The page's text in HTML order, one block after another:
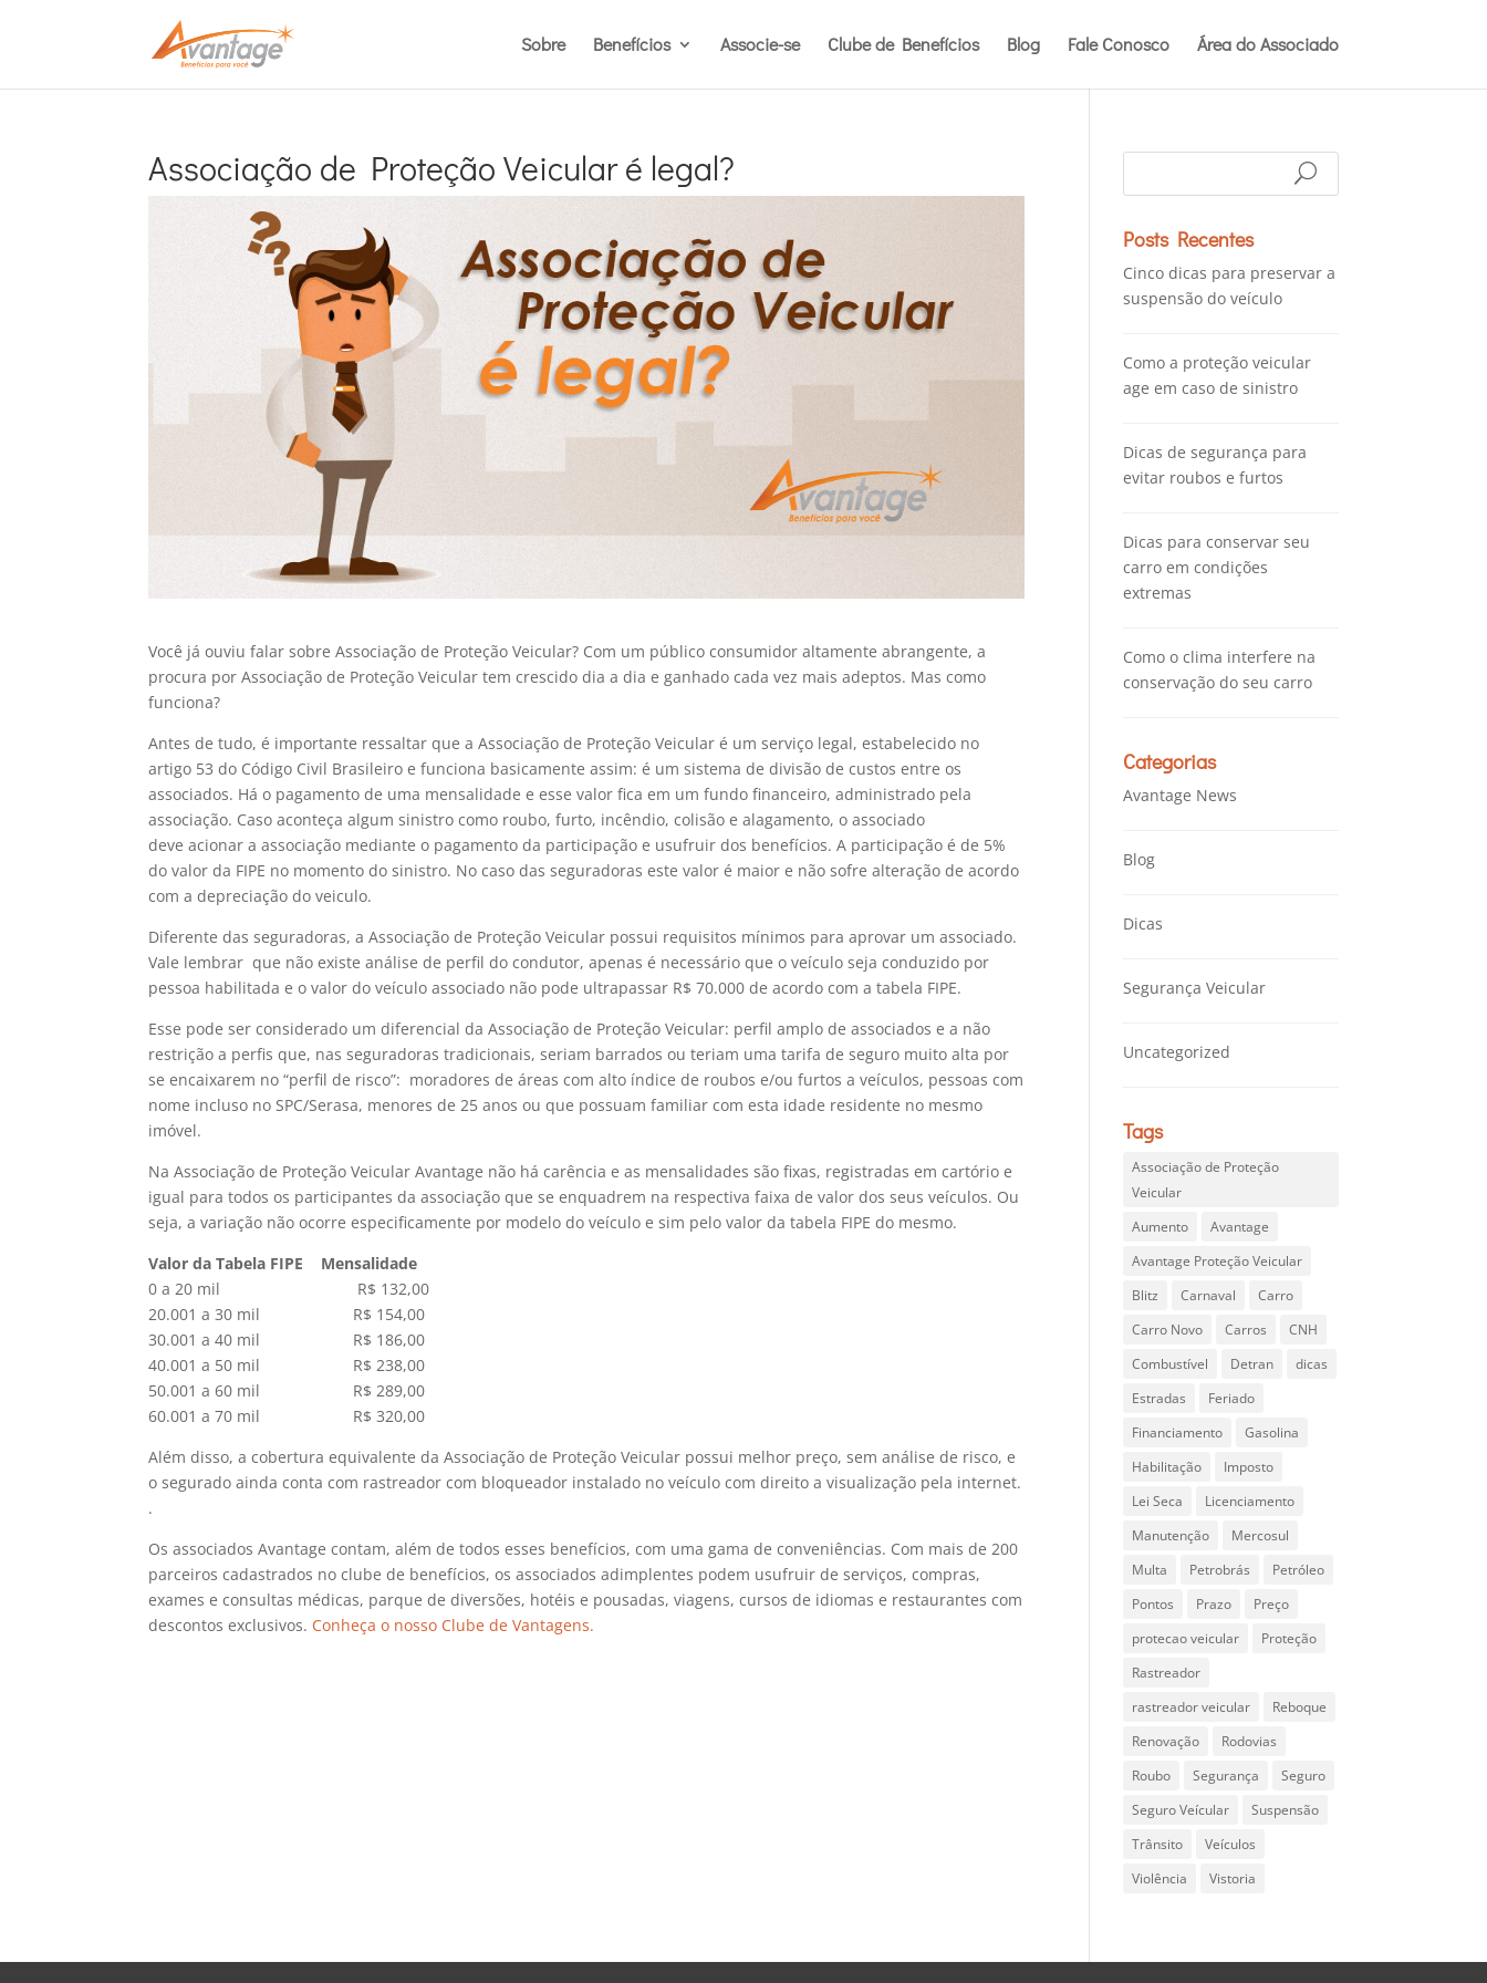
Sobre Benefícios Associe-se Clube de Benefícios Blog Fale Conosco Área do Associado
Associação de Proteção Veicular é legal?
Você já ouviu falar sobre Associação de Proteção Veicular? Com um público consumidor altamente abrangente, a
procura por Associação de Proteção Veicular tem crescido dia a dia e ganhado cada vez mais adeptos. Mas como
funciona?
Antes de tudo, é importante ressaltar que a Associação de Proteção Veicular é um serviço legal, estabelecido no
artigo 53 do Código Civil Brasileiro e funciona basicamente assim: é um sistema de divisão de custos entre os
associados. Há o pagamento de uma mensalidade e esse valor fica em um fundo financeiro, administrado pela
associação. Caso aconteça algum sinistro como roubo, furto, incêndio, colisão e alagamento, o associado
deve acionar a associação mediante o pagamento da participação e usufruir dos benefícios. A participação é de 5%
do valor da FIPE no momento do sinistro. No caso das seguradoras este valor é maior e não sofre alteração de acordo
com a depreciação do veiculo.
Diferente das seguradoras, a Associação de Proteção Veicular possui requisitos mínimos para aprovar um associado.
Vale lembrar que não existe análise de perfil do condutor, apenas é necessário que o veículo seja conduzido por
pessoa habilitada e o valor do veículo associado não pode ultrapassar R$ 70.000 de acordo com a tabela FIPE.
Esse pode ser considerado um diferencial da Associação de Proteção Veicular: perfil amplo de associados e a não
restrição a perfis que, nas seguradoras tradicionais, seriam barrados ou teriam uma tarifa de seguro muito alta por
se encaixarem no “perfil de risco”: moradores de áreas com alto índice de roubos e/ou furtos a veículos, pessoas com
nome incluso no SPC/Serasa, menores de 25 anos ou que possuam familiar com esta idade residente no mesmo
imóvel.
Na Associação de Proteção Veicular Avantage não há carência e as mensalidades são fixas, registradas em cartório e
igual para todos os participantes da associação que se enquadrem na respectiva faixa de valor dos seus veículos. Ou
seja, a variação não ocorre especificamente por modelo do veículo e sim pelo valor da tabela FIPE do mesmo.
Valor da Tabela FIPE Mensalidade
0 a 20 mil R$ 132,00
20.001 a 30 mil R$ 154,00
30.001 a 40 mil R$ 186,00
40.001 a 50 mil R$ 238,00
50.001 a 60 mil R$ 289,00
60.001 a 70 mil R$ 320,00
Além disso, a cobertura equivalente da Associação de Proteção Veicular possui melhor preço, sem análise de risco, e
o segurado ainda conta com rastreador com bloqueador instalado no veículo com direito a visualização pela internet.
.
Os associados Avantage contam, além de todos esses benefícios, com uma gama de conveniências. Com mais de 200
parceiros cadastrados no clube de benefícios, os associados adimplentes podem usufruir de serviços, compras,
exames e consultas médicas, parque de diversões, hotéis e pousadas, viagens, cursos de idiomas e restaurantes com
descontos exclusivos. Conheça o nosso Clube de Vantagens.
Posts Recentes
Cinco dicas para preservar a
suspensão do veículo
Como a proteção veicular
age em caso de sinistro
Dicas de segurança para
evitar roubos e furtos
Dicas para conservar seu
carro em condições
extremas
Como o clima interfere na
conservação do seu carro
Categorias
Avantage News
Blog
Dicas
Segurança Veicular
Uncategorized
Tags
Associação de Proteção
Veicular
Aumento
Avantage
Avantage Proteção Veicular
Blitz
Carnaval
Carro
Carro Novo
Carros
CNH
Combustível
Detran
dicas
Estradas
Feriado
Financiamento
Gasolina
Habilitação
Imposto
Lei Seca
Licenciamento
Manutenção
Mercosul
Multa
Petrobrás
Petróleo
Pontos
Prazo
Preço
protecao veicular
Proteção
Rastreador
rastreador veicular
Reboque
Renovação
Rodovias
Roubo
Segurança
Seguro
Seguro Veícular
Suspensão
Trânsito
Veículos
Violência
Vistoria